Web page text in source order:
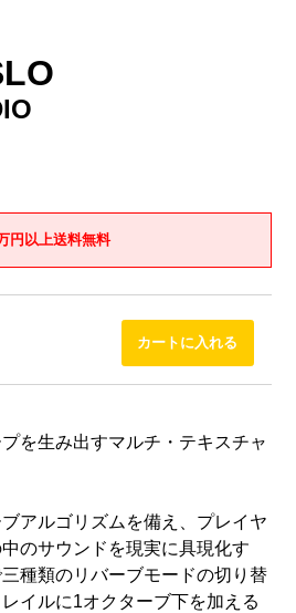
円以上送料無料
を生み出すマルチ・テキスチャ
アルゴリズムを備え、プレイヤ
のサウンドを現実に具現化す
種類のリバーブモードの切り替
イルに1オクターブ下を加える